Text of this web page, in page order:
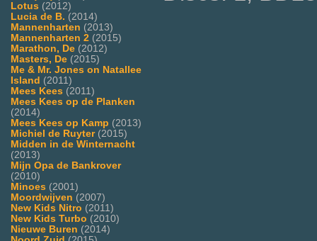
Lotus (2012)
Lucia de B. (2014)
Mannenharten (2013)
Mannenharten 2 (2015)
Marathon, De (2012)
Masters, De (2015)
Me & Mr. Jones on Natallee
Island (2011)
Mees Kees (2011)
Mees Kees op de Planken
(2014)
Mees Kees op Kamp (2013)
Michiel de Ruyter(2015)
Midden in de Winternacht
(2013)
Mijn Opa de Bankrover
(2010)
Minoes (2001)
Moordwijven (2007)
New Kids Nitro (2011)
New Kids Turbo (2010)
Nieuwe Buren (2014)